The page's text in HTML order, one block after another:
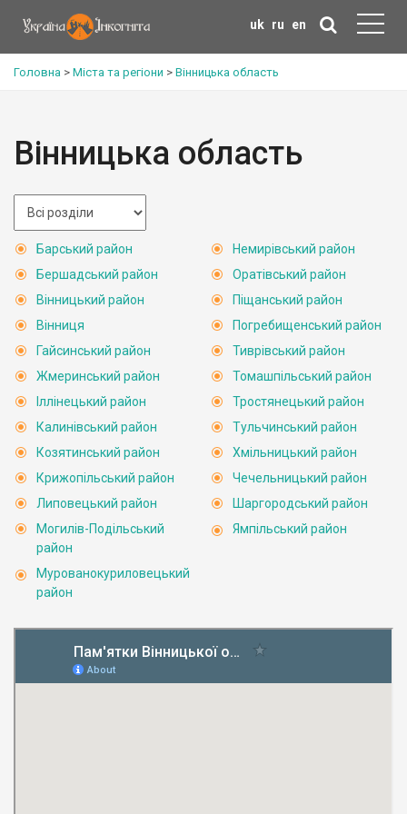
uk ru en
Головна > Міста та регіони > Вінницька область
Вінницька область
Барський район
Бершадський район
Вінницький район
Вінниця
Гайсинський район
Жмеринський район
Іллінецький район
Калинівський район
Козятинський район
Крижопільський район
Липовецький район
Могилів-Подільський
район
Мурованокуриловецький
район
Немирівський район
Оратівський район
Піщанський район
Погребищенський район
Тиврівський район
Томашпільський район
Тростянецький район
Тульчинський район
Хмільницький район
Чечельницький район
Шаргородський район
Ямпільський район